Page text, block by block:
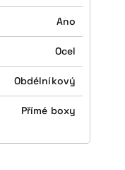
Ano
Ocel
Obdélníkový
Přímé boxy